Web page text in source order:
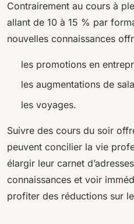
Contrairement au cours à
allant de 10 à 15 % par
nouvelles connaissances
les promotions en
les augmentations de
les voyages.
Suivre des cours du soir
peuvent concilier la vie
élargir leur carnet
connaissances et voir
profiter des réductions sur